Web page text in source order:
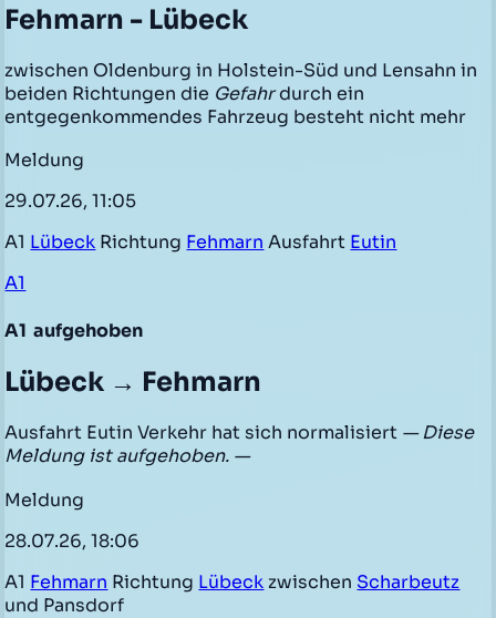
Fehmarn - Lübeck
zwischen Oldenburg in Holstein-Süd und Lensahn in
beiden Richtungen die Gefahrdurch ein
entgegenkommendes Fahrzeug besteht nicht mehr
Meldung
29.07.26, 11:05
A1 Lübeck Richtung Fehmarn Ausfahrt Eutin
A1
A1 aufgehoben
Lübeck → Fehmarn
Ausfahrt Eutin Verkehr hat sich normalisiert — Diese
Meldung ist aufgehoben. —
Meldung
28.07.26, 18:06
A1 Fehmarn Richtung Lübeck zwischen Scharbeutz
und Pansdorf